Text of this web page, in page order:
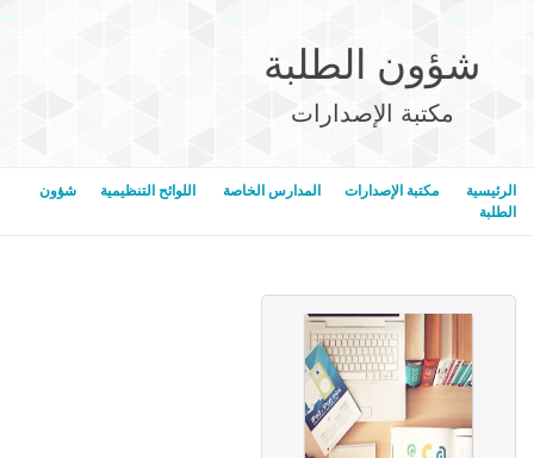
شؤون الطلبة
مكتبة الإصدارات
الرئيسية مكتبة الإصدارات المدارس الخاصة اللوائح التنظيمية
شؤون
الطلبة